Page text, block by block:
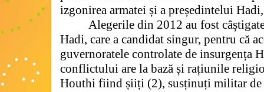
izgonirea armatei și a președintelui
Alegerile din 2012 au fost
Hadi, care a candidat singur, pentru că
guvernoratele controlate de insurgența
conflictului are la bază și rațiunile
Houthi fiind șiiți (2), susținuți militar de